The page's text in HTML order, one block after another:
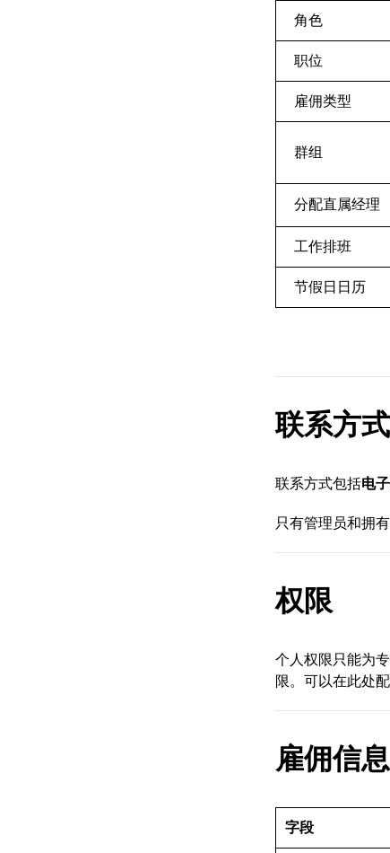
角色
职位
雇佣类型
群组
分配直属经理
工作排班
节假日日历
联系方式
联系方式包括电
只有管理员和拥
权限
个人权限只能为
限。可以在此处
雇佣信息
字段